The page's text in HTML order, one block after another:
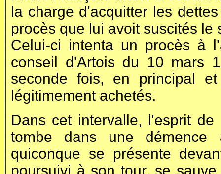
la charge d'acquitter les
procès que lui avoit suscités
Celui-ci intenta un procès à
conseil d'Artois du 10 mars
seconde fois, en principal
légitimement achetés.
Dans cet intervalle, l'esprit
tombe dans une démence
quiconque se présente
poursuivi à son tour, se